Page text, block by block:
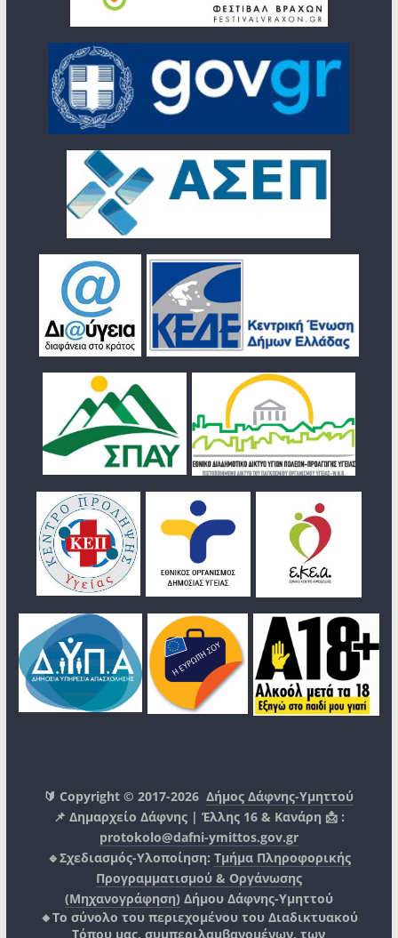
🔰 Copyright © 2017-2026Δήμος Δάφνης-Υμηττού
📌 Δημαρχείο Δάφνης | Έλλης 16 & Κανάρη 📩 :
protokolo@dafni-ymittos.gov.gr
🔹Σχεδιασμός-Υλοποίηση: Τμήμα Πληροφορικής
Προγραμματισμού & Οργάνωσης
(Μηχανογράφηση) Δήμου Δάφνης-Υμηττού
🔸Το σύνολο του περιεχομένου του Διαδικτυακού
Τόπου μας, συμπεριλαμβανομένων, των